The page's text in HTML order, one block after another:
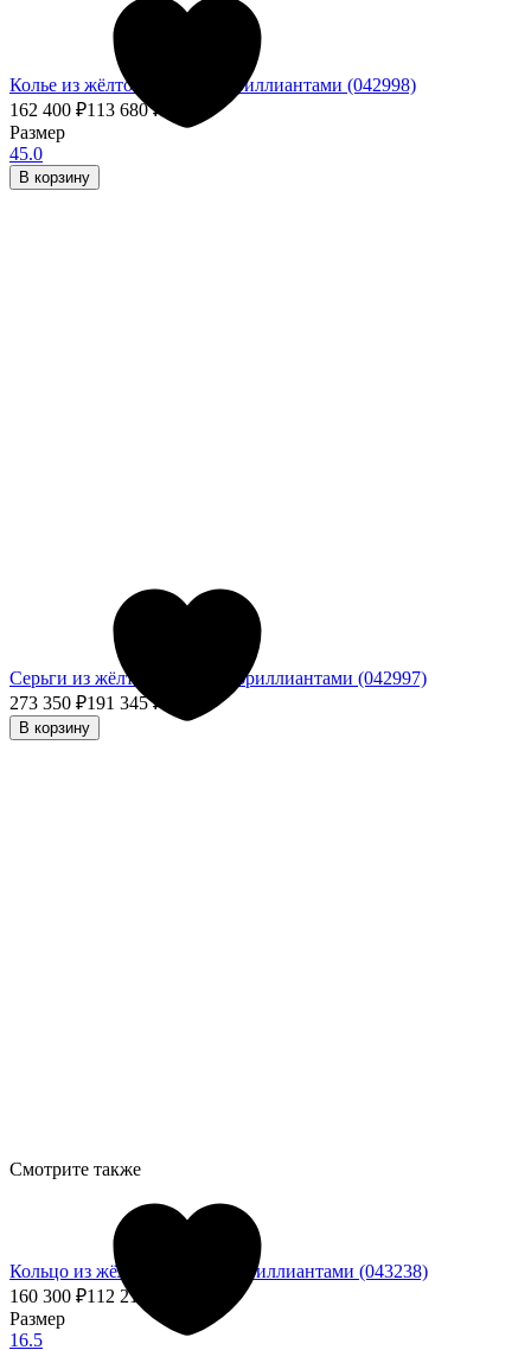
Колье из жёлтого золота с бриллиантами (042998)
162 400 ₽113 680₽
Размер
45.0
В корзину
Серьги из жёлтого золота с бриллиантами (042997)
273 350 ₽191 345₽
В корзину
Кольцо из жёлтого золота с бриллиантами (043238)
160 300 ₽112 210
Размер
16.5
Смотрите также